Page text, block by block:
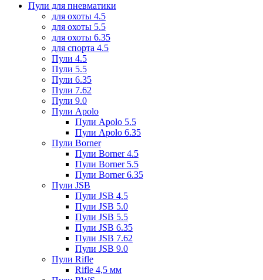
Пули для пневматики
для охоты 4.5
для охоты 5.5
для охоты 6.35
для спорта 4.5
Пули 4.5
Пули 5.5
Пули 6.35
Пули 7.62
Пули 9.0
Пули Apolo
Пули Apolo 5.5
Пули Apolo 6.35
Пули Borner
Пули Borner 4.5
Пули Borner 5.5
Пули Borner 6.35
Пули JSB
Пули JSB 4.5
Пули JSB 5.0
Пули JSB 5.5
Пули JSB 6.35
Пули JSB 7.62
Пули JSB 9.0
Пули Rifle
Rifle 4,5 мм